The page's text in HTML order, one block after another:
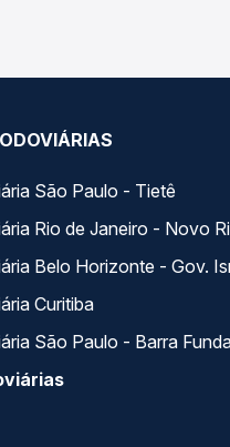
São Paulo - Tietê
Rio de Janeiro - Novo
Belo Horizonte - Gov.
Curitiba
São Paulo - Barra